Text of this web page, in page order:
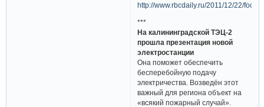
http://www.rbcdaily.ru/2011/12/22/
***
На калининградской ТЭЦ-2
прошла презентация новой
электростанции
Она поможет обеспечить
бесперебойную подачу
электричества. Возведён этот
важный для региона объект на
«всякий пожарный случай».